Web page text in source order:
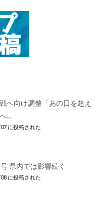
へ向け調整「あの日を超え
...
に投稿された
県内では影響続く
に投稿された